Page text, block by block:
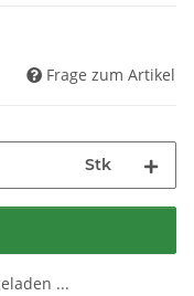
Frage zum Artikel
Stk
...